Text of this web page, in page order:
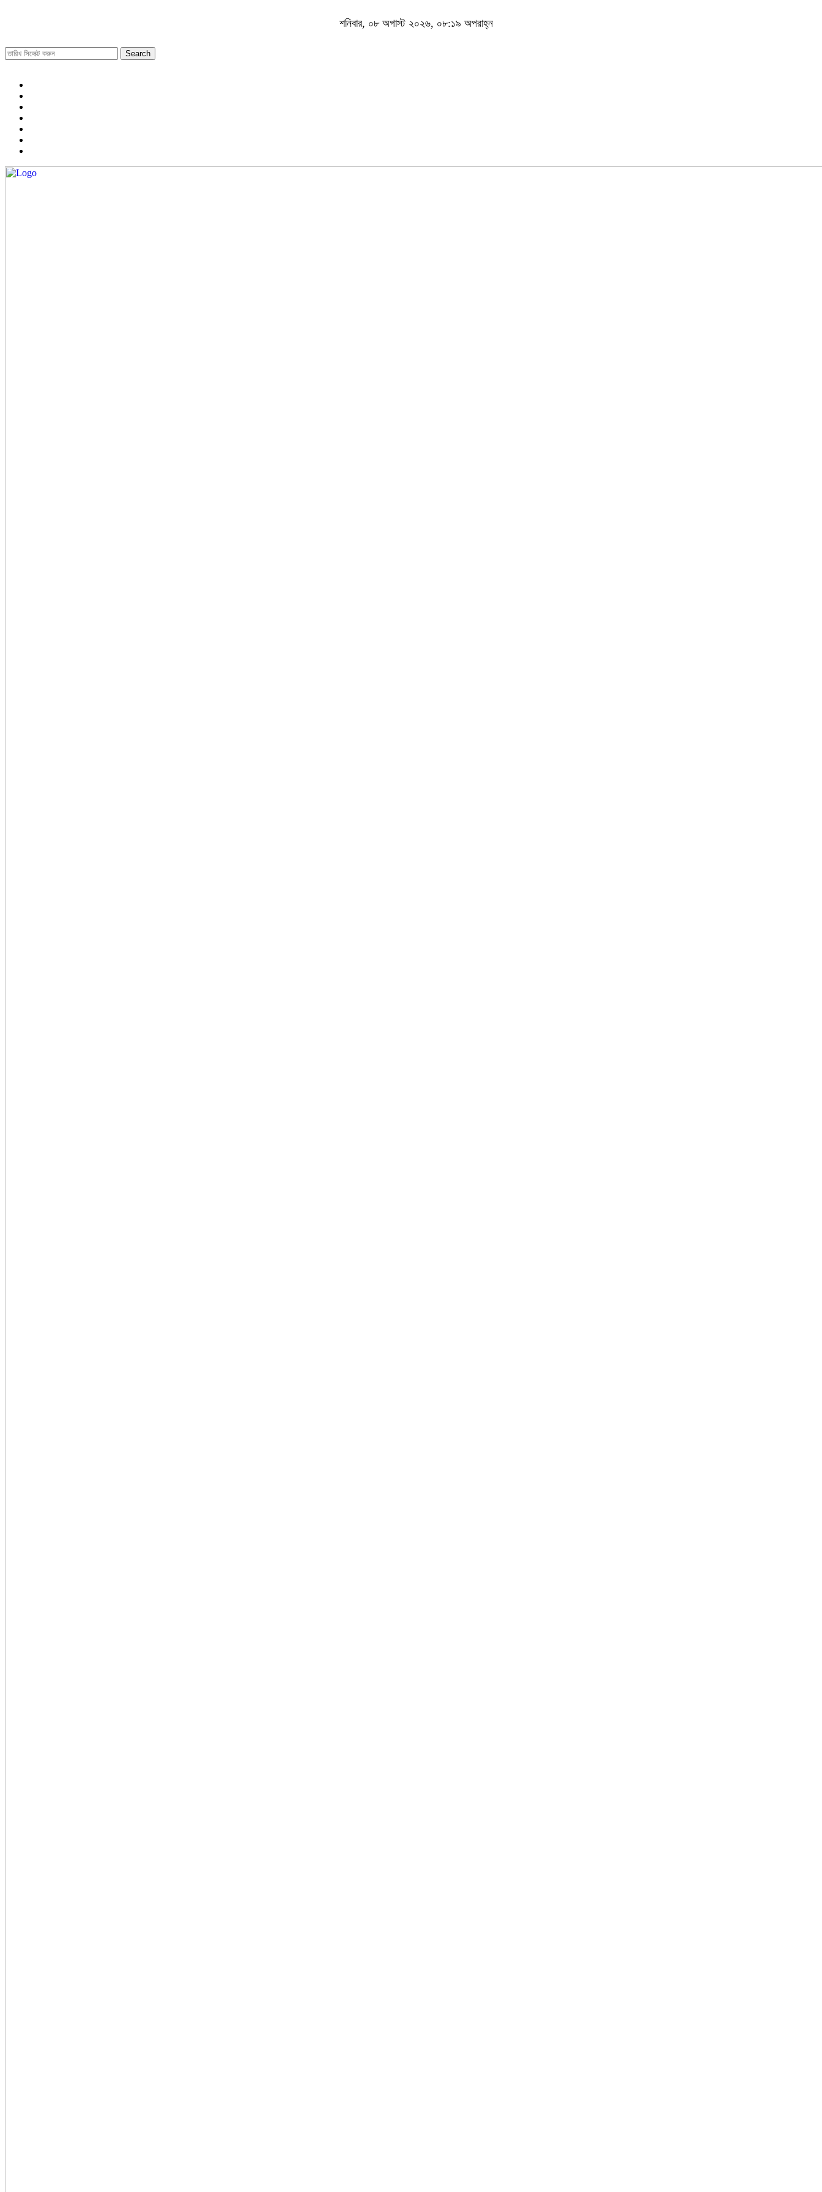
শনিবার, ০৮ অগাস্ট ২০২৬, ০৮:১৯ অপরাহ্ন
Search